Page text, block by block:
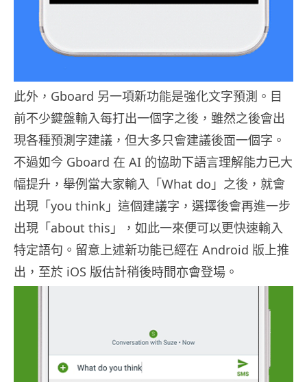
此外，Gboard 另一項新功能是強化文字預測。目
前不少鍵盤輸入每打出一個字之後，雖然之後會出
現各種預測字建議，但大多只會建議後面一個字。
不過如今 Gboard 在 AI 的協助下語言理解能力已大
幅提升，舉例當大家輸入「What do」之後，就會
出現「you think」這個建議字，選擇後會再進一步
出現「about this」，如此一來便可以更快速輸入
特定語句。留意上述新功能已經在 Android 版上推
出，至於 iOS 版估計稍後時間亦會登場。